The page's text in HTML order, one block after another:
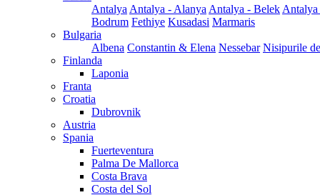
Antalya Antalya - Alanya Antalya - Belek
Bodrum Fethiye Kusadasi Marmaris
Bulgaria
Albena Constantin & Elena Nessebar Nisipurile
Finlanda
Laponia
Franta
Croatia
Dubrovnik
Austria
Spania
Fuerteventura
Palma De Mallorca
Costa Brava
Costa del Sol